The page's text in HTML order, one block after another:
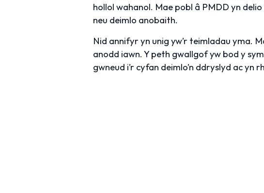
hollol wahanol. Mae pobl â PMDD yn
neu deimlo anobaith.
Nid annifyr yn unig yw’r teimladau yma.
anodd iawn. Y peth gwallgof yw bod y
gwneud i’r cyfan deimlo’n ddryslyd ac yn